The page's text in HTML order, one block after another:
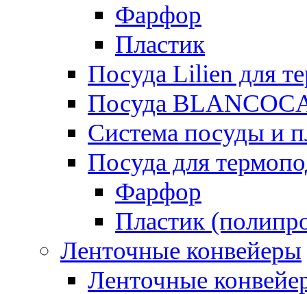
Фарфор
Пластик
Посуда Lilien для
Посуда
Система посуды и
Посуда для
Фарфор
Пластик
Ленточные конвейеры
Ленточные